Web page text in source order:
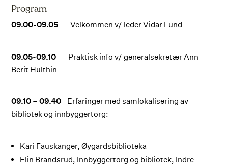
Program
09.00-09.05 Velkommen v/ leder Vidar Lund
09.05-09.10 Praktisk info v/ generalsekretær Ann
Berit Hulthin
09.10 – 09.40 Erfaringer med samlokalisering av
bibliotek og innbyggertorg:
Kari Fauskanger, Øygardsbiblioteka
Elin Brandsrud, Innbyggertorg og bibliotek, Indre